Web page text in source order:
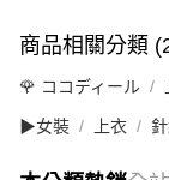
商品相關分類
🌹 ココディール
▶女裝 上衣